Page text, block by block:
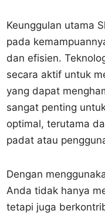
Keunggulan utama
pada
dan efisien.
secara aktif untuk
yang dapat
sangat penting
optimal, terutama
padat atau
Dengan
Anda tidak hanya
tetapi juga